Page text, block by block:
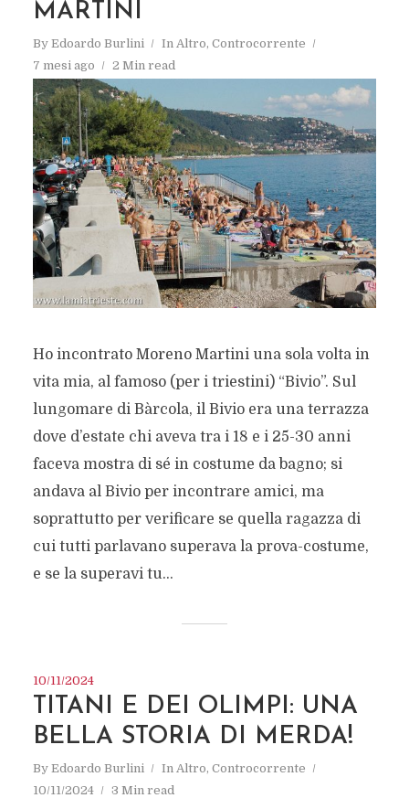
MARTINI
By Edoardo Burlini In Altro, Controcorrente
7 mesi ago
2 Min read
Ho incontrato Moreno Martini una sola volta in
vita mia, al famoso (per i triestini) “Bivio”. Sul
lungomare di Bàrcola, il Bivio era una terrazza
dove d’estate chi aveva tra i 18 e i 25-30 anni
faceva mostra di sé in costume da bagno; si
andava al Bivio per incontrare amici, ma
soprattutto per verificare se quella ragazza di
cui tutti parlavano superava la prova-costume,
e se la superavi tu...
10/11/2024
TITANI E DEI OLIMPI: UNA
BELLA STORIA DI MERDA!
By Edoardo Burlini In Altro, Controcorrente
10/11/2024
3 Min read